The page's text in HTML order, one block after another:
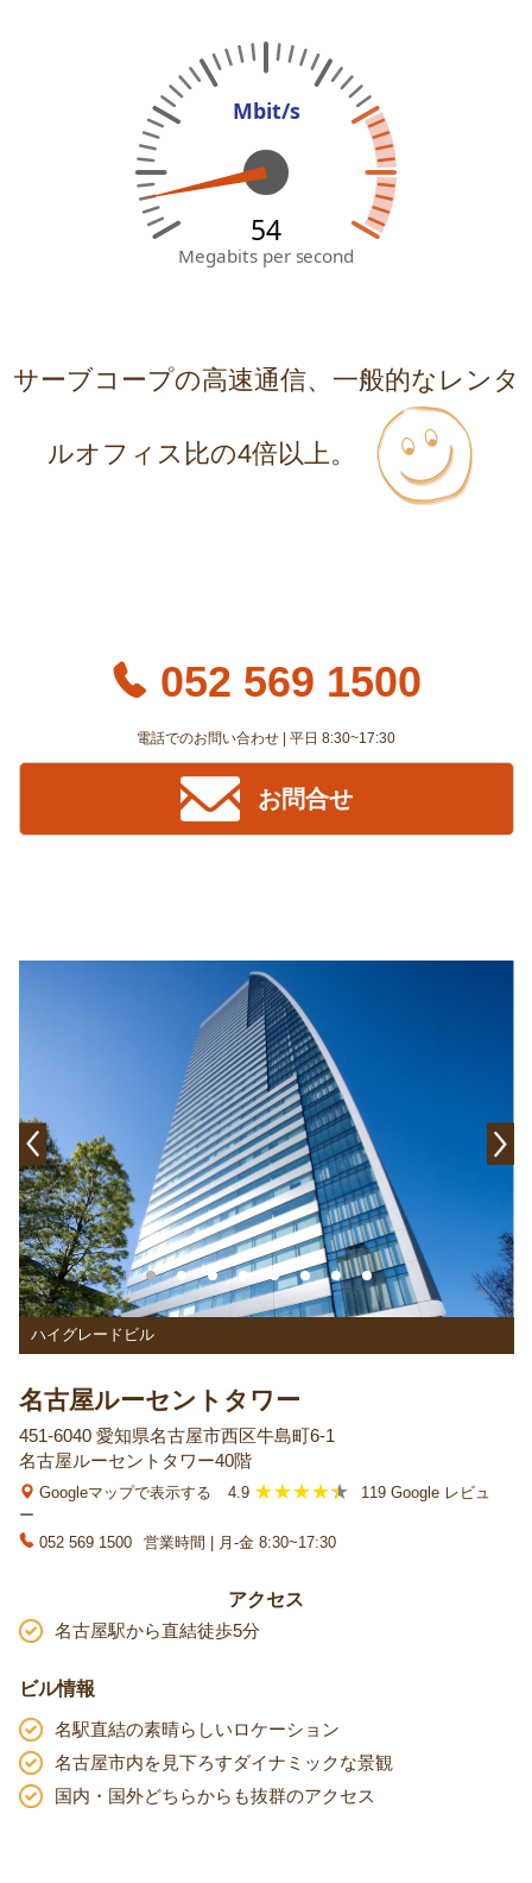
Mbit/s
58
Megabits per second
サーブコープの高速通信、一般的なレンタ
ルオフィス比の4倍以上。
052 569 1500
電話でのお問い合わせ | 平日 8:30~17:30
お問合せ
ハイグレードビル
名古屋ルーセントタワー
451-6040 愛知県名古屋市西区牛島町6-1
名古屋ルーセントタワー40階
Googleマップで表示する 4.9
119 Google レビュ
ー
052 569 1500
営業時間 | 月-金 8:30~17:30
アクセス
名古屋駅から直結徒歩5分
ビル情報
名駅直結の素晴らしいロケーション
名古屋市内を見下ろすダイナミックな景観
国内・国外どちらからも抜群のアクセス